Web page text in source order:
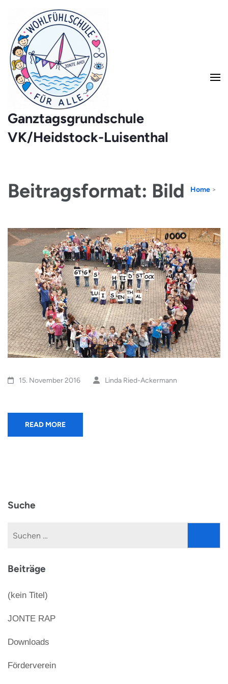
Ganztagsgrundschule
VK/Heidstock-Luisenthal
Beitragsformat: Bild Home >
15. November 2016 Linda Ried-Ackermann
READ MORE
Suche
nach:
Beiträge
(kein Titel)
JONTE RAP
Downloads
Förderverein